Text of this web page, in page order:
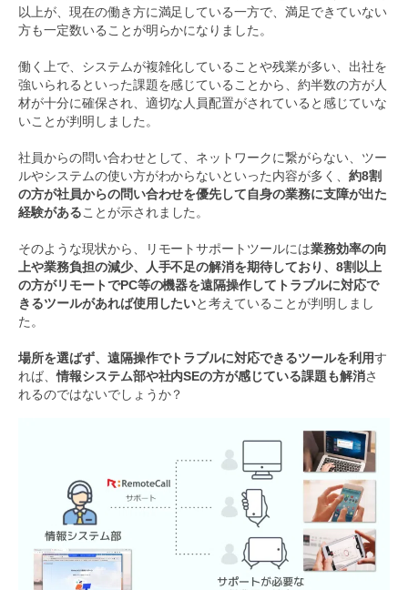
以上が、現在の働き方に満足している一方で、満足できていない
方も一定数いることが明らかになりました。
働く上で、システムが複雑化していることや残業が多い、出社を
強いられるといった課題を感じていることから、約半数の方が人
材が十分に確保され、適切な人員配置がされていると感じていな
いことが判明しました。
社員からの問い合わせとして、ネットワークに繋がらない、ツー
ルやシステムの使い方がわからないといった内容が多く、 約8割
の方が社員からの問い合わせを優先して自身の業務に支障が出た
経験があることが示されました。
そのような現状から、リモートサポートツールには業務効率の向
上や業務負担の減少、人手不足の解消を期待しており、8割以上
の方がリモートでPC等の機器を遠隔操作してトラブルに対応で
きるツールがあれば使用したいと考えていることが判明しまし
た。
場所を選ばず、遠隔操作でトラブルに対応できるツールを利用す
れば、情報システム部や社内SEの方が感じている課題も解消さ
れるのではないでしょうか？